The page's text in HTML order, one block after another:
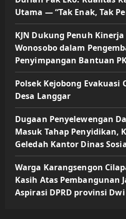
Utama — “Tak Enak, Tak
KJN Dukung Penuh
Wonosobo dalam
Penyimpangan Bantuan
Polsek Kejobong Evakuasi
Desa Langgar
Dugaan Penyelewengan
Masuk Tahap Penyidikan,
Geledah Kantor Dinas
Warga Karangsengon
Kasih Atas Pembangunan
Aspirasi DPRD provinsi